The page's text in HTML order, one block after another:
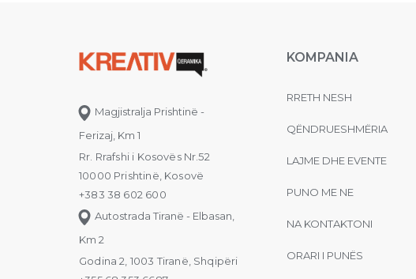
Magjistralja Prishtinë -
Ferizaj, Km 1
Rr. Rrafshi i Kosovës Nr.52
10000 Prishtinë, Kosovë
+383 38 602 600
Autostrada Tiranë - Elbasan,
Km 2
Godina 2, 1003 Tiranë, Shqipëri
KOMPANIA
RRETH NESH
QËNDRUESHMËRIA
LAJME DHE EVENTE
PUNO ME NE
NA KONTAKTONI
ORARI I PUNËS